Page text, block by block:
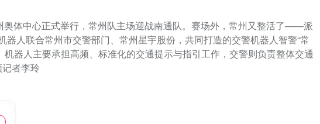
奥体中心正式举行，常州队主场迎战南通队。赛场外，常州又整活了——派
人联合常州市交警部门、常州星宇股份，共同打造的交警机器人智警“常
器人主要承担高频、标准化的交通提示与指引工作，交警则负责整体交通
者李玲